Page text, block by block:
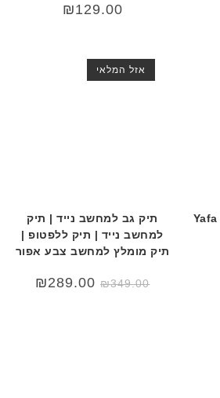
₪129.00
אזל המלאי
תיק גב למחשב נייד | תיק
למחשב נייד | תיק ללפטופ |
תיק מומלץ למחשב צבע אפור
₪349.00
המחיר
המקורי
₪289.00
המחיר
הנוכחי